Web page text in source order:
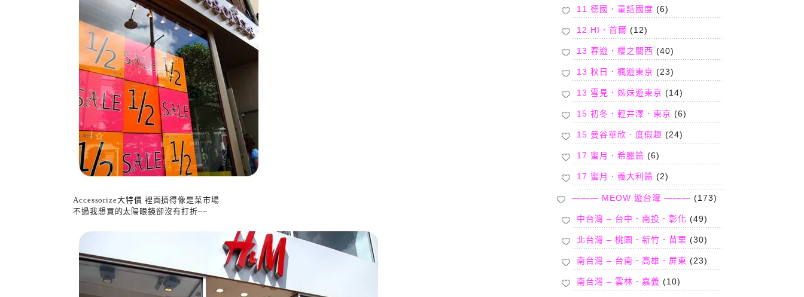
Accessorize大特價 裡面擠得像是菜市場
不過我想買的太陽眼鏡卻沒有打折~~
11 德國．童話國度 (6)
12 HI．首爾 (12)
13 春遊．櫻之關西 (40)
13 秋日．楓遊東京 (23)
13 雪見．姊妹遊東京 (14)
15 初冬．輕井澤．東京 (6)
15 曼谷華欣．度假趣 (24)
17 蜜月．希臘篇 (6)
17 蜜月．義大利篇 (2)
——— MEOW 遊台灣 ——— (173)
中台灣 – 台中．南投．彰化 (49)
北台灣 – 桃園．新竹．苗栗 (30)
南台灣 – 台南．高雄．屏東 (23)
南台灣 – 雲林．嘉義 (10)